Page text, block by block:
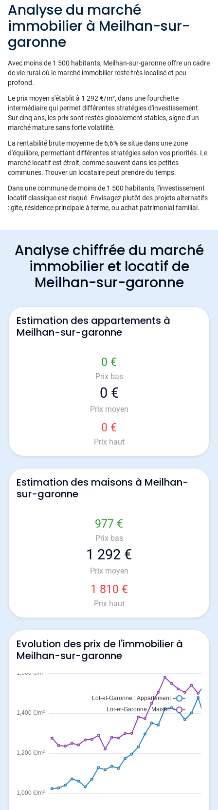
Analyse du marché
immobilier à Meilhan-sur-
garonne
Avec moins de 1 500 habitants, Meilhan-sur-garonne offre un cadre
de vie rural où le marché immobilier reste très localisé et peu
profond.
Le prix moyen s'établit à 1 292 €/m², dans une fourchette
intermédiaire qui permet différentes stratégies d'investissement.
Sur cinq ans, les prix sont restés globalement stables, signe d'un
marché mature sans forte volatilité.
La rentabilité brute moyenne de 6,6% se situe dans une zone
d'équilibre, permettant différentes stratégies selon vos priorités. Le
marché locatif est étroit, comme souvent dans les petites
communes. Trouver un locataire peut prendre du temps.
Dans une commune de moins de 1 500 habitants, l'investissement
locatif classique est risqué. Envisagez plutôt des projets alternatifs
: gîte, résidence principale à terme, ou achat patrimonial familial.
Analyse chiffrée du marché
immobilier et locatif de
Meilhan-sur-garonne
Estimation des appartements à
Meilhan-sur-garonne
0 €
Prix bas
0 €
Prix moyen
0 €
Prix haut
Estimation des maisons à Meilhan-
sur-garonne
977 €
Prix bas
1 292 €
Prix moyen
1 810 €
Prix haut
Evolution des prix de l'immobilier à
Meilhan-sur-garonne